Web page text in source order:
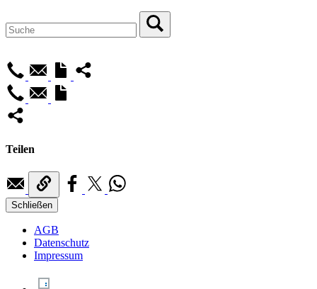
Teilen
Schließen
AGB
Datenschutz
Impressum